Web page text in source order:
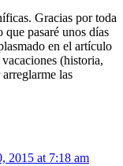
Gracias por toda
pasaré unos días
en el artículo
(historia,
las
2015 at 7:18 am